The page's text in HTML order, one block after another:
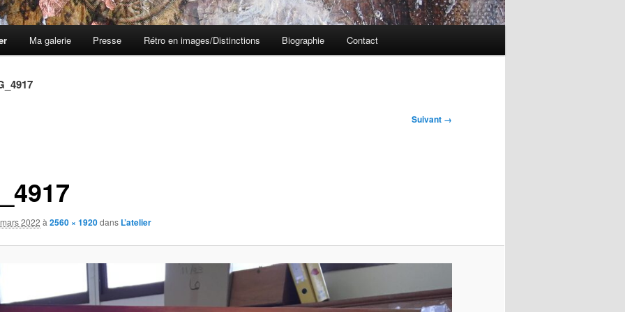
Ma galerie Presse Rétro en images/Distinctions Biographie Contact
Suivant →
2022 à 2560 × 1920dans L’atelier